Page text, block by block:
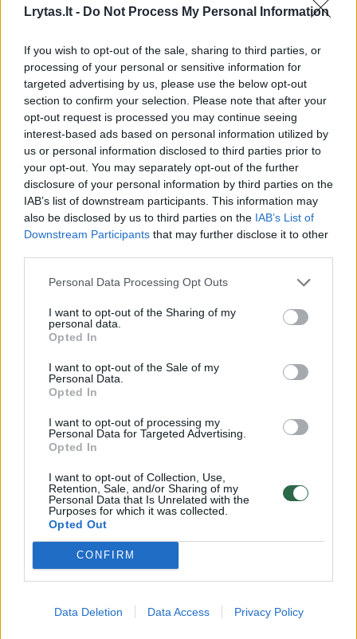
Lrytas.lt - Do Not Process My Personal Information
If you wish to opt-out of the sale, sharing to third parties, or
processing of your personal or sensitive information for
targeted advertising by us, please use the below opt-out
section to confirm your selection. Please note that after your
opt-out request is processed you may continue seeing
interest-based ads based on personal information utilized by
us or personal information disclosed to third parties prior to
your opt-out. You may separately opt-out of the further
disclosure of your personal information by third parties on the
IAB’s list of downstream participants. This information may
also be disclosed by us to third parties on the IAB’s List of
Downstream Participants that may further disclose it to other
Personal Data Processing Opt Outs
I want to opt-out of the Sharing of my
personal data.
Opted In
I want to opt-out of the Sale of my
Personal Data.
Opted In
I want to opt-out of processing my
Personal Data for Targeted Advertising.
Opted In
I want to opt-out of Collection, Use,
Retention, Sale, and/or Sharing of my
Personal Data that Is Unrelated with the
Purposes for which it was collected.
Opted Out
CONFIRM
Data Deletion Data Access Privacy Policy
Prisijunkite prie registruotų vartotojų
bendruomenės ir bendraukite komentaruose!
Rodyti komentarus
Prisijungti komentatoriams
Žmonės Veidai ir vardai
Kristina Meseguer pasidalijo
vaizdeliu iš lovos: šalia – naujas
mylimasis(4)
2026 m. rugpjūčio 7 d. 13:14